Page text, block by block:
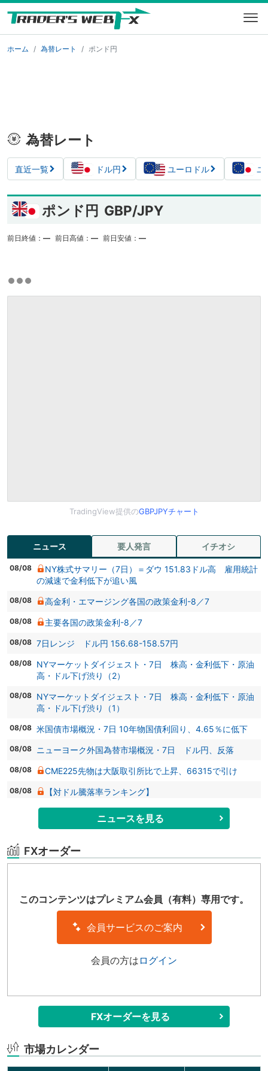
ホーム 為替レート ポンド円
為替レート
直近一覧 ドル円 ユーロドル ユ
ポンド円 GBP/JPY
前日終値： ― 前日高値： ― 前日安値： ―
TradingView提供のGBPJPYチャート
ニュース 要人発言 イチオシ
08/08
NY株式サマリー（7日）＝ダウ 151.83ドル高 雇用統計
の減速で金利低下が追い風
08/08 高金利・エマージング各国の政策金利-8／7
08/08 主要各国の政策金利-8／7
08/08 7日レンジ ドル円 156.68-158.57円
08/08 NYマーケットダイジェスト・7日 株高・金利低下・原油
高・ドル下げ渋り（2）
08/08 NYマーケットダイジェスト・7日 株高・金利低下・原油
高・ドル下げ渋り（1）
08/08 米国債市場概況・7日 10年物国債利回り、4.65％に低下
08/08 ニューヨーク外国為替市場概況・7日 ドル円、反落
08/08 CME225先物は大阪取引所比で上昇、66315で引け
08/08 【対ドル騰落率ランキング】
米国株式市場概況・7日 ダウ反発・ナスダック2カ月ぶ
08/08 ニューヨーク原油先物市場概況・7日 続伸
08/08 ニューヨーク金先物市場概況･7日 反発
08/08 7日の主な要人発言（時間は日本時間）
7日米国株相場、速報値
乖離3＝ランド円 20日線かい離、-1σ水準から中立水準
へ
ニュースを見る
FXオーダー
このコンテンツはプレミアム会員（有料）専用です。
会員サービスのご案内
会員の方は ログイン
FXオーダーを見る
市場カレンダー